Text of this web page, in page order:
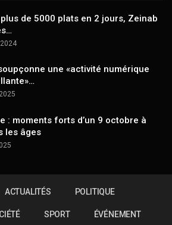
de 5000 plats en 2 jours, Zeinab
une «activité numérique
: moments forts d’un 9 octobre à
les âges
ACTUALITÉS POLITIQUE
SPORT ÉVÉNEMENT